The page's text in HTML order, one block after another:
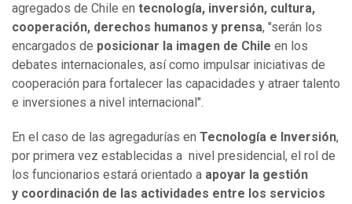
agregados de Chile en tecnología, inversión, cultura,
cooperación, derechos humanos y prensa, "serán los
encargados de posicionar la imagen de Chile en los
debates internacionales, así como impulsar iniciativas de
cooperación para fortalecer las capacidades y atraer talento
e inversiones a nivel internacional".
En el caso de las agregadurías en Tecnología e Inversión,
por primera vez establecidas a nivel presidencial, el rol de
los funcionarios estará orientado a apoyar la gestión
y coordinación de las actividades entre los servicios